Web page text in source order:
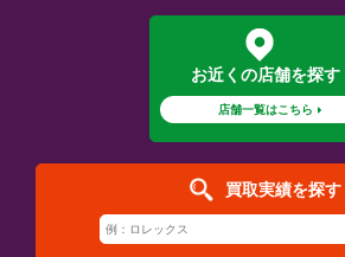
お近くの店舗を探す
店舗一覧はこちら
買取実績を探す